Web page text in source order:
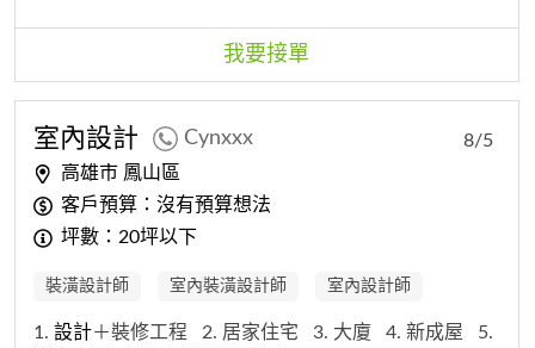
我要接單
室內設計 Cynxxx
高雄市 鳳山區
客戶預算：沒有預算想法
坪數：20坪以下
8/5
裝潢設計師 室內裝潢設計師 室內設計師
1.設計＋裝修工程 2. 居家住宅 3. 大廈 4. 新成屋
5.